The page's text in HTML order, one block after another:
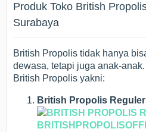
Produk Toko British
Surabaya
British Propolis tidak hanya
dewasa, tetapi juga anak-
British Propolis yakni:
British Propolis Reguler